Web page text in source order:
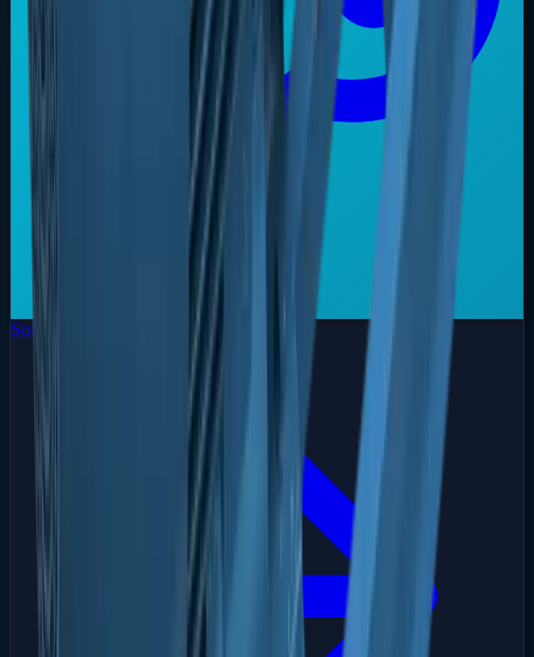
Soluções Especiais Sob Medida